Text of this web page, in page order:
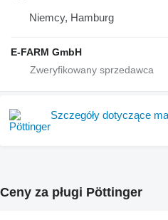
Niemcy, Hamburg
E-FARM GmbH
Szczegóły dotyczące
Ceny za pługi Pöttinger